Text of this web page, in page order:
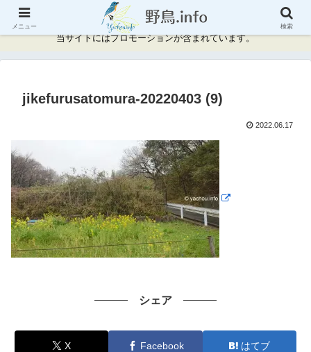
神奈川県周辺の野鳥情報と記録
当サイトにはプロモーションが含まれています。
jikefurusatomura-20220403 (9)
2022.06.17
シェア
X Facebook はてブ
メニュー 検索